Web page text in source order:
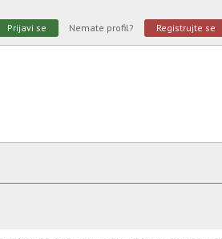
Prijavi se Nemate profil? Registrujte se